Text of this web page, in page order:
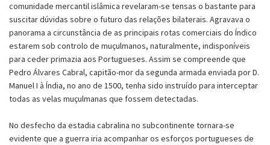
comunidade mercantil islâmica revelaram-se tensas o bastante para
suscitar dúvidas sobre o futuro das relações bilaterais. Agravava o
panorama a circunstância de as principais rotas comerciais do Índico
estarem sob controlo de muçulmanos, naturalmente, indisponíveis
para ceder primazia aos Portugueses. Assim se compreende que
Pedro Álvares Cabral, capitão-mor da segunda armada enviada por D.
Manuel I à Índia, no ano de 1500, tenha sido instruído para interceptar
todas as velas muçulmanas que fossem detectadas.
No desfecho da estadia cabralina no subcontinente tornara-se
evidente que a guerra iria acompanhar os esforços portugueses de